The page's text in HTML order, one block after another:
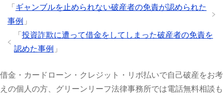
「 ギャンブルを止められない破産者の免責が認められた
事例 」
「 投資詐欺に遭って借金をしてしまった破産者の免責を
認めた事例 」
借金・カードローン・クレジット・リボ払いで自己破産をお考
えの個人の方、グリーンリーフ法律事務所では電話無料相談も